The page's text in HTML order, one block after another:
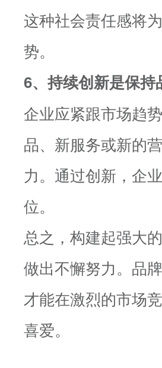
这种社会责任感将
势。
6、持续创新是保
企业应紧跟市场趋
品、新服务或新的
力。通过创新，企
位。
总之，构建起强大
做出不懈努力。品
才能在激烈的市场
喜爱。